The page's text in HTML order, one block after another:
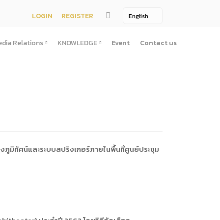
LOGIN REGISTER
รณะ
Relations
Photo
KNOWLEDGE Event Contact us
มิทัศน์และระบบสปริงเกอร์ภายในพื้นที่ศูนย์ประชุม